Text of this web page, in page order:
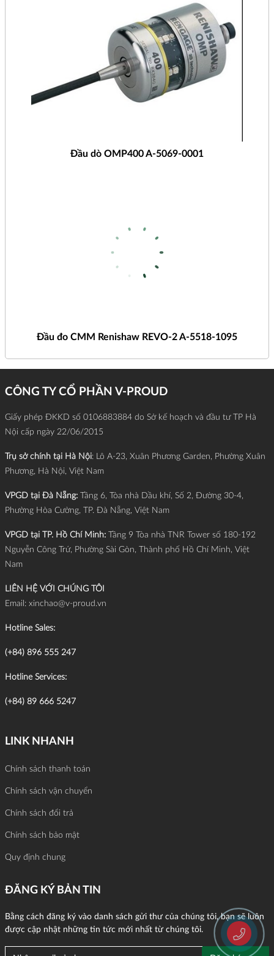
Đầu dò OMP400 A-5069-0001
Đầu đo CMM Renishaw REVO-2 A-5518-1095
CÔNG TY CỔ PHẦN V-PROUD
Giấy phép ĐKKD số 0106883884 do Sở kế hoạch và đầu tư TP Hà
Nội cấp ngày 22/06/2015
Trụ sở chính tại Hà Nội: Lô A-23, Xuân Phương Garden, Phường Xuân
Phương, Hà Nội, Việt Nam
VPGD tại Đà Nẵng: Tầng 6, Tòa nhà Dầu khí, Số 2, Đường 30-4,
Phường Hòa Cường, TP. Đà Nẵng, Việt Nam
VPGD tại TP. Hồ Chí Minh:
Tầng 9 Tòa nhà TNR Tower số 180-192
Nguyễn Công Trứ, Phường Sài Gòn, Thành phố Hồ Chí Minh, Việt
Nam
LIÊN HỆ VỚI CHÚNG TÔI
Email: xinchao@v-proud.vn
Hotline Sales:
(+84) 896 555 247
Hotline Services:
(+84) 89 666 5247
LINK NHANH
Chính sách thanh toán
Chính sách vận chuyển
Chính sách đổi trả
Chính sách bảo mật
Quy định chung
ĐĂNG KÝ BẢN TIN
Bằng cách đăng ký vào danh sách gửi thư của chúng tôi, bạn sẽ luôn
được cập nhật những tin tức mới nhất từ chúng tôi.